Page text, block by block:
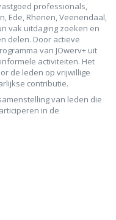
professionals,
Ede, Rhenen, Veenendaal,
vak uitdaging zoeken en
delen. Door actieve
van JOwerv+ uit
activiteiten. Het
de leden op vrijwillige
contributie.
van leden die
in de